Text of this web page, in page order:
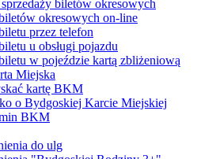
biletów okresowych
okresowych on-line
przez telefon
u obsługi pojazdu
w pojeździe kartą zbliżeniową
Miejska
kartę BKM
o Bydgoskiej Karcie Miejskiej
BKM
do ulg